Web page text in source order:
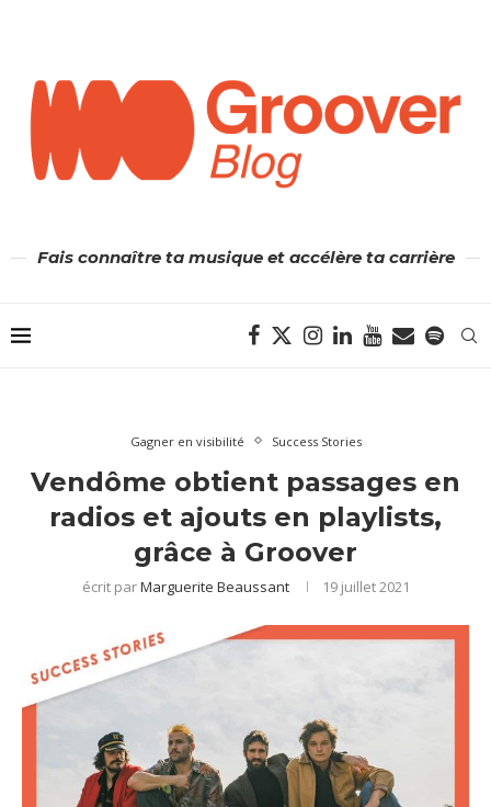
Fais connaître ta musique et accélère ta carrière
Gagner en visibilité Success Stories
Vendôme obtient passages en
radios et ajouts en playlists,
grâce à Groover
écrit parMarguerite Beaussant 19 juillet 2021